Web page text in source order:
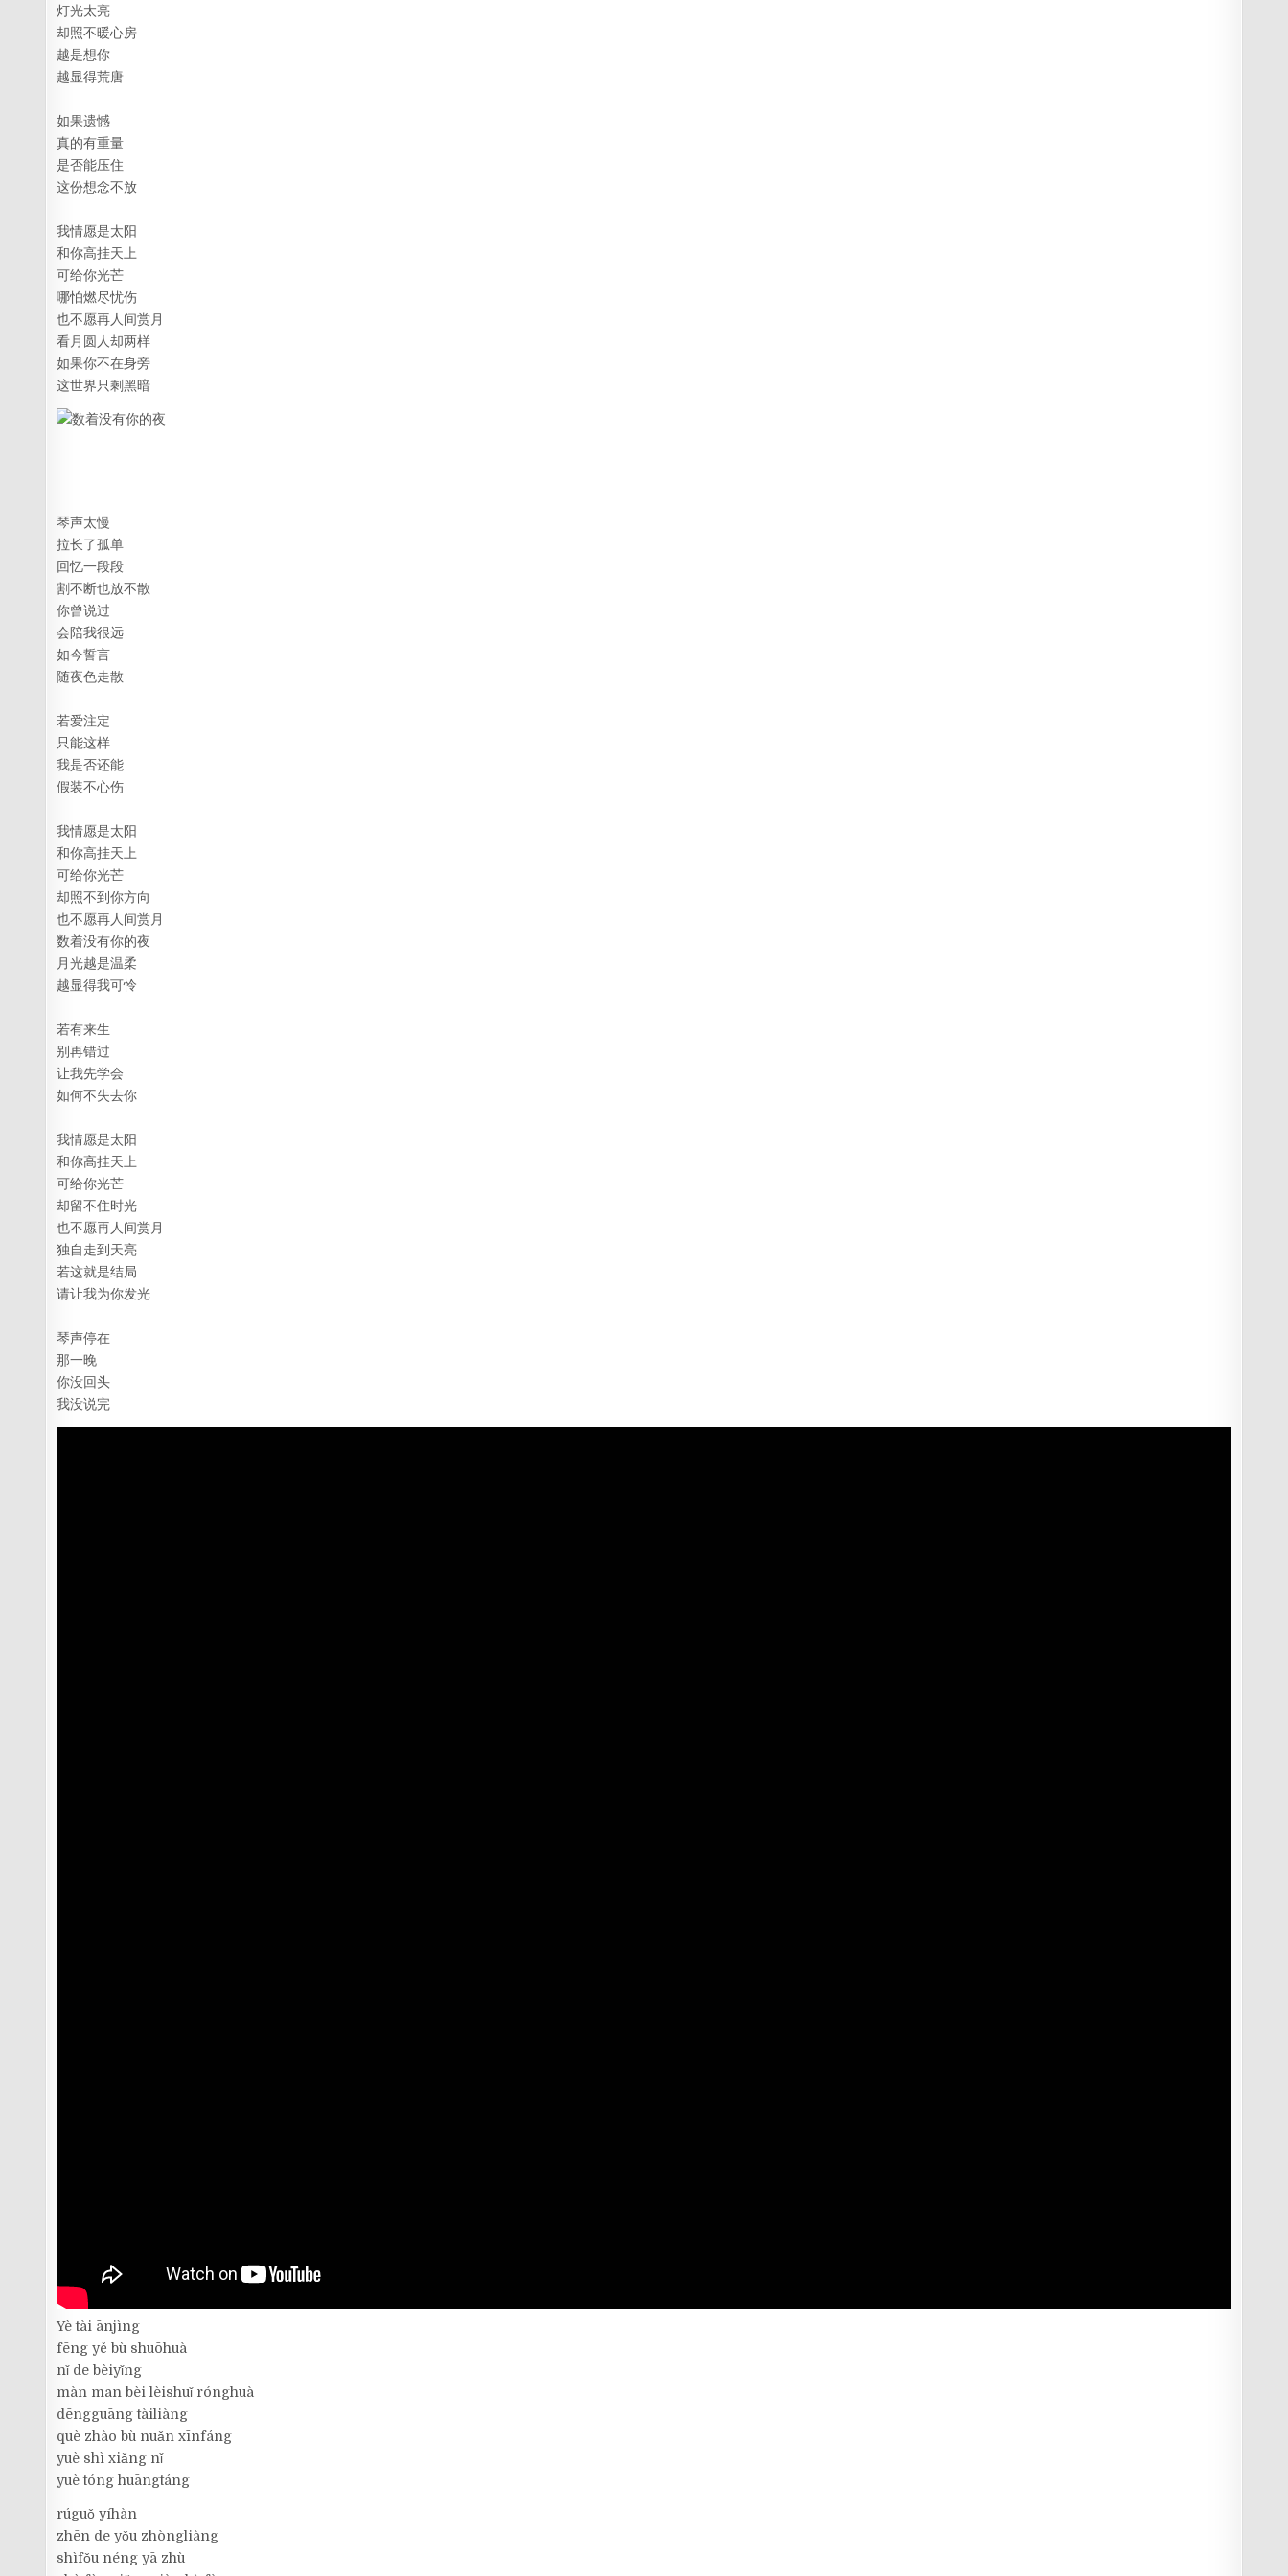
灯光太亮
却照不暖心房
越是想你
越显得荒唐
如果遗憾
真的有重量
是否能压住
这份想念不放
我情愿是太阳
和你高挂天上
可给你光芒
哪怕燃尽忧伤
也不愿再人间赏月
看月圆人却两样
如果你不在身旁
这世界只剩黑暗
琴声太慢
拉长了孤单
回忆一段段
割不断也放不散
你曾说过
会陪我很远
如今誓言
随夜色走散
若爱注定
只能这样
我是否还能
假装不心伤
我情愿是太阳
和你高挂天上
可给你光芒
却照不到你方向
也不愿再人间赏月
数着没有你的夜
月光越是温柔
越显得我可怜
若有来生
别再错过
让我先学会
如何不失去你
我情愿是太阳
和你高挂天上
可给你光芒
却留不住时光
也不愿再人间赏月
独自走到天亮
若这就是结局
请让我为你发光
琴声停在
那一晚
你没回头
我没说完
Yè tài ānjìng
fēng yě bù shuōhuà
nǐ de bèiyǐng
màn man bèi lèishuǐ rónghuà
dēngguāng tàiliàng
què zhào bù nuǎn xīnfáng
yuè shì xiǎng nǐ
yuè tóng huāngtáng
rúguǒ yíhàn
zhēn de yǒu zhòngliàng
shìfǒu néng yā zhù